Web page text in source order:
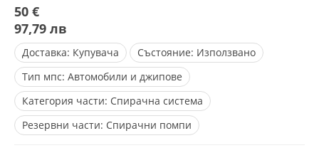
50 €
97,79 лв
Доставка: Купувача Състояние: Използвано
Тип мпс: Автомобили и джипове
Категория части: Спирачна система
Резервни части: Спирачни помпи